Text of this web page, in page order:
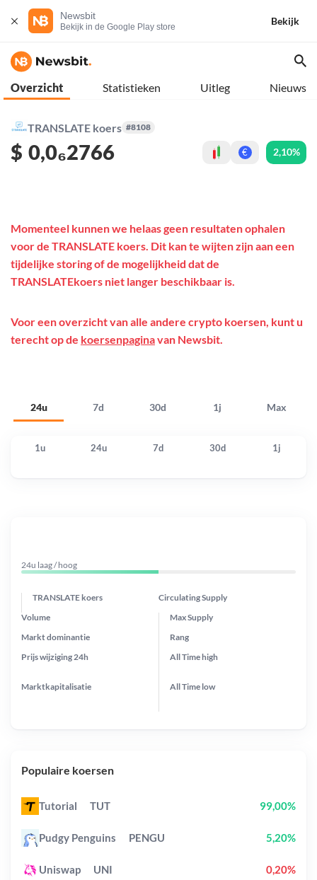
Newsbit
Bekijk in de Google Play store
Bekijk
Overzicht Statistieken Uitleg Nieuws
TRANSLATE koers #8108
$ 0,0₆2766 € 2,10%
24u 7d 30d 1j Max
Momenteel kunnen we helaas geen resultaten ophalen
voor de TRANSLATE koers. Dit kan te wijten zijn aan een
tijdelijke storing of de mogelijkheid dat de
TRANSLATEkoers niet langer beschikbaar is.
Voor een overzicht van alle andere crypto koersen, kunt u
terecht op de koersenpaginavan Newsbit.
1u 24u 7d 30d 1j
24u laag / hoog
TRANSLATE koers Circulating Supply
Prijs wijziging 24h
Max Supply
Markt dominantie
Marktkapitalisatie
Volume
Rang
All Timehigh
All Time low
Populaire koersen
Tutorial TUT 99,00%
Pudgy Penguins PENGU 5,20%
Uniswap UNI 0,20%